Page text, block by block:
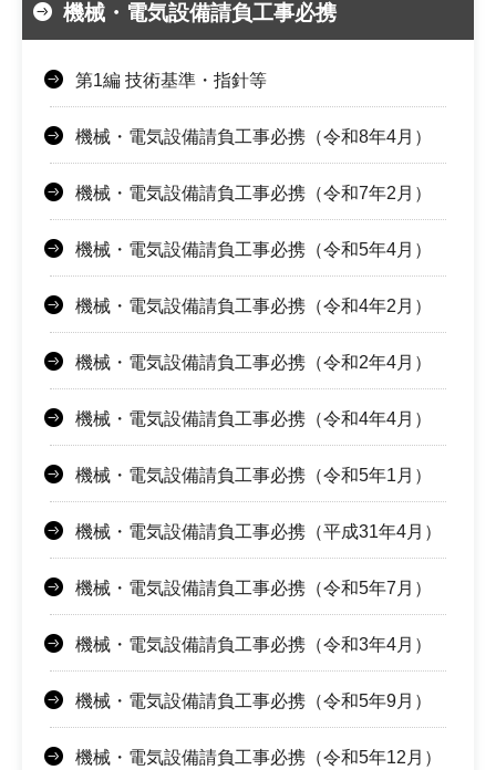
機械・電気設備請負工事必携
第1編 技術基準・指針等
機械・電気設備請負工事必携（令和8年4月）
機械・電気設備請負工事必携（令和7年2月）
機械・電気設備請負工事必携（令和5年4月）
機械・電気設備請負工事必携（令和4年2月）
機械・電気設備請負工事必携（令和2年4月）
機械・電気設備請負工事必携（令和4年4月）
機械・電気設備請負工事必携（令和5年1月）
機械・電気設備請負工事必携（平成31年4月）
機械・電気設備請負工事必携（令和5年7月）
機械・電気設備請負工事必携（令和3年4月）
機械・電気設備請負工事必携（令和5年9月）
機械・電気設備請負工事必携（令和5年12月）